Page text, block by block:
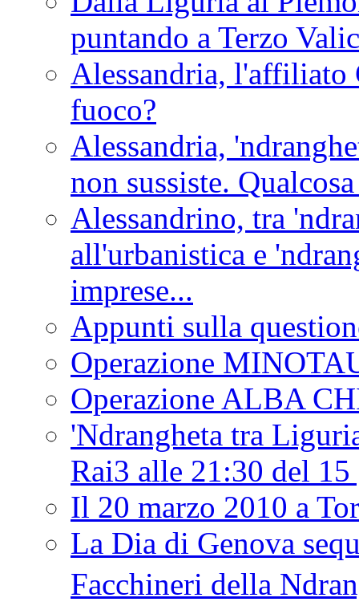
puntando a Terzo
Alessandria, l'affiliato
fuoco?
Alessandria,
non sussiste.
Alessandrino, tra
all'urbanistica e
imprese...
Appunti sulla
Operazione
Operazione ALBA
'Ndrangheta tra
Rai3 alle 21:30 del
Il 20 marzo 2010 a
La Dia di Genova
Facchineri della